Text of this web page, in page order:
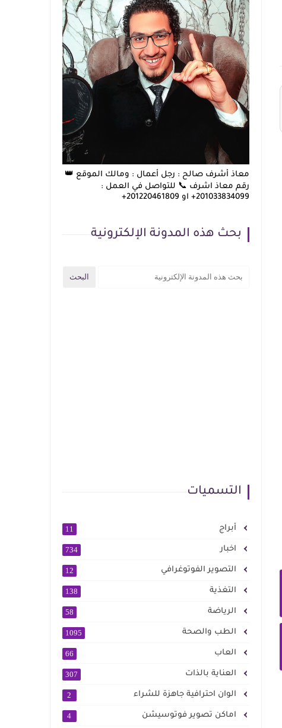
معاذ أشرف صالح : رجل أعمال : ومالك الموقع 👑
رقم معاذ اشرف 📞 للتواصل في العمل :
201033834099+ او 201220461809+
بحث هذه المدونة الإلكترونية
التسميات
أبراج 11
اخبار 734
التصوير الفوتوغرافي 12
التغذية 138
الرياضة 58
الطب والصحة 1095
العاب 66
العناية بالذات 307
الوان احترافية جاهزة للشراء 2
اماكن تصوير فوتوسيشن 4